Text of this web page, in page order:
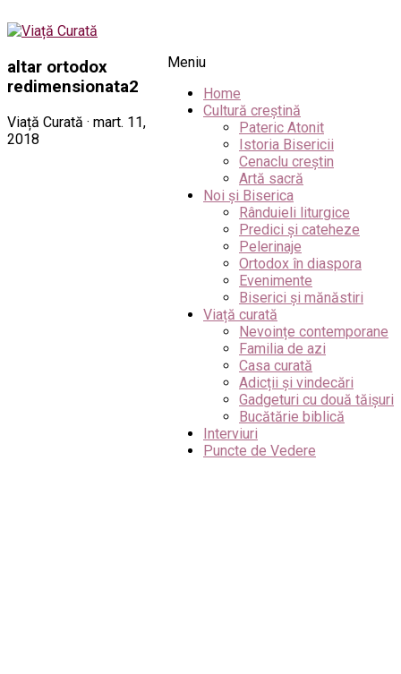
Meniu
Home
Cultură creștină
Pateric Atonit
Istoria Bisericii
Cenaclu creștin
Artă sacră
Noi și Biserica
Rânduieli liturgice
Predici și cateheze
Pelerinaje
Ortodox în diaspora
Evenimente
Biserici și mănăstiri
Viață curată
Nevoințe contemporane
Familia de azi
Casa curată
Adicții și vindecări
Gadgeturi cu două tăișuri
Bucătărie biblică
Interviuri
Puncte de Vedere
altar ortodox
redimensionata2
Viață Curată · mart. 11,
2018